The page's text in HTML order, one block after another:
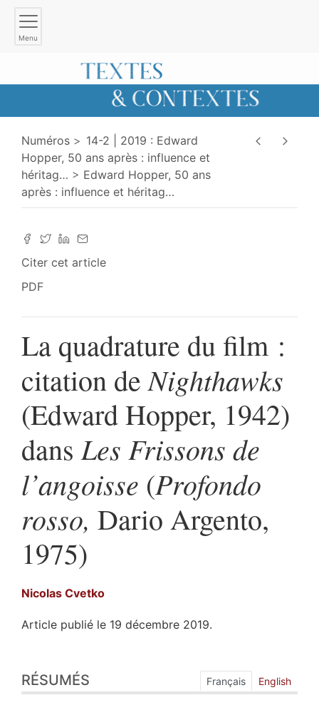
Menu
Numéros
14-2 | 2019 : Edward
Hopper, 50 ans après : influence et
héritag…
Edward Hopper, 50 ans
après : influence et héritag…
Citer cet article
PDF
La quadrature du film :
citation de Nighthawks
(Edward Hopper, 1942)
dans Les Frissons de
l’angoisse (Profondo
rosso, Dario Argento,
1975)
Nicolas Cvetko
Article publié le 19 décembre 2019.
Index
Plan
RÉSUMÉS Français English